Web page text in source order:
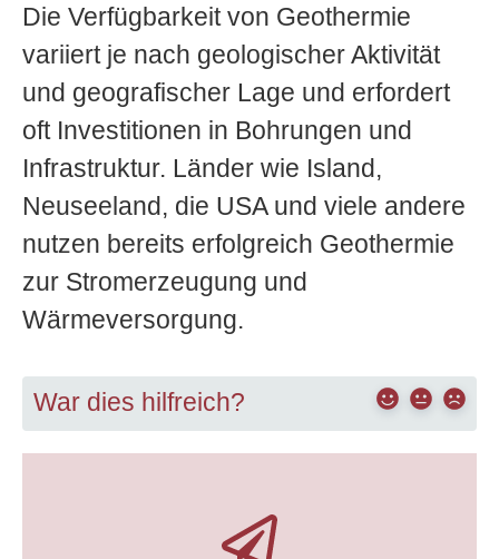
Die Verfügbarkeit von Geothermie
variiert je nach geologischer Aktivität
und geografischer Lage und erfordert
oft Investitionen in Bohrungen und
Infrastruktur. Länder wie Island,
Neuseeland, die USA und viele andere
nutzen bereits erfolgreich Geothermie
zur Stromerzeugung und
Wärmeversorgung.
War dies hilfreich?